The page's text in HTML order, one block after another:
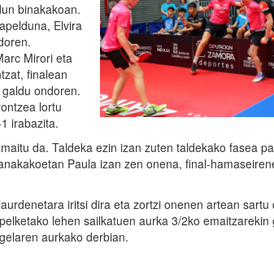
binakakoan.
Elvira
Mirori eta
finalean
ondoren.
lortu
irabazita.
da. Taldeka ezin izan zuten taldekako fasea
Paula izan zen onena, final-
iritsi dira eta zortzi onenen artean sartu
lehen sailkatuen aurka 3/2ko
aurkako derbian.